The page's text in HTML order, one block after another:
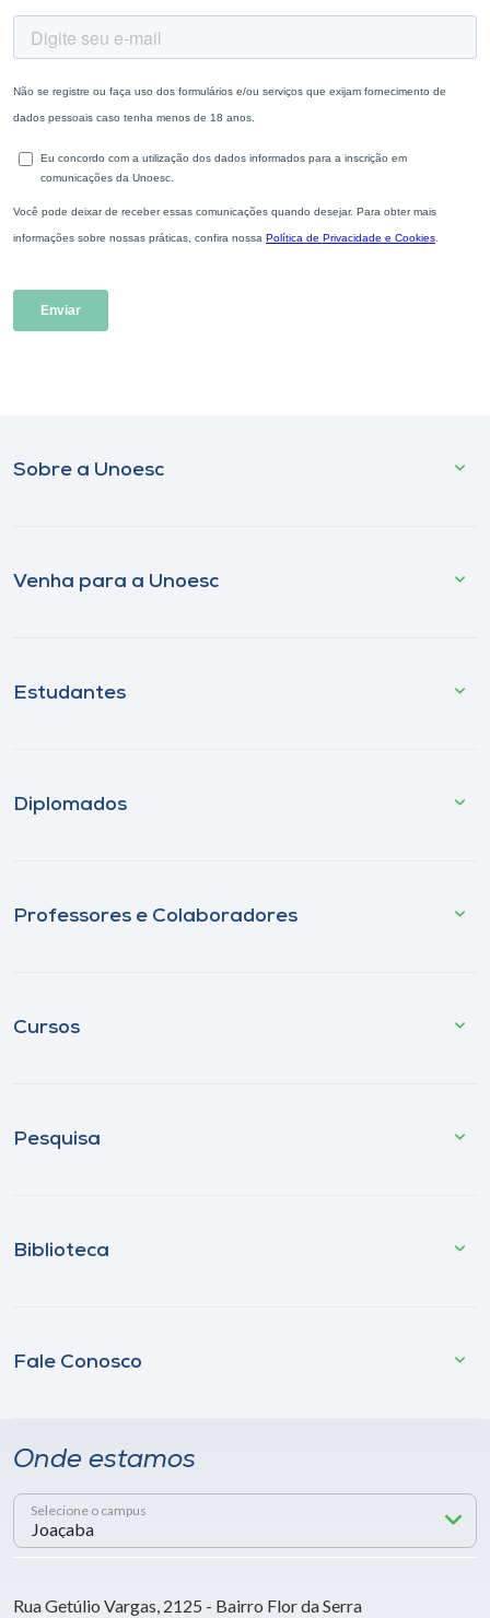
Sobre a Unoesc
Venha para a Unoesc
Estudantes
Diplomados
Professores e Colaboradores
Cursos
Pesquisa
Biblioteca
Fale Conosco
Onde estamos
Selecione o campus
Rua Getúlio Vargas, 2125 - Bairro Flor da Serra